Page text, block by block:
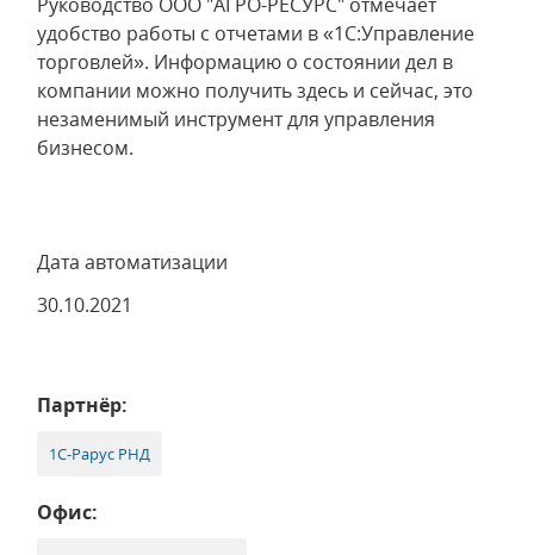
удобство работы с отчетами в «1С:Управление
торговлей». Информацию о состоянии дел в
компании можно получить здесь и сейчас, это
незаменимый инструмент для управления
бизнесом.
Дата автоматизации
30.10.2021
Партнёр:
1С-Рарус РНД
Офис: